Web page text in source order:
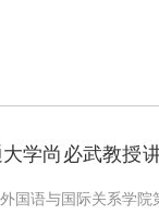
学尚必武教授
国语与国际关系学院